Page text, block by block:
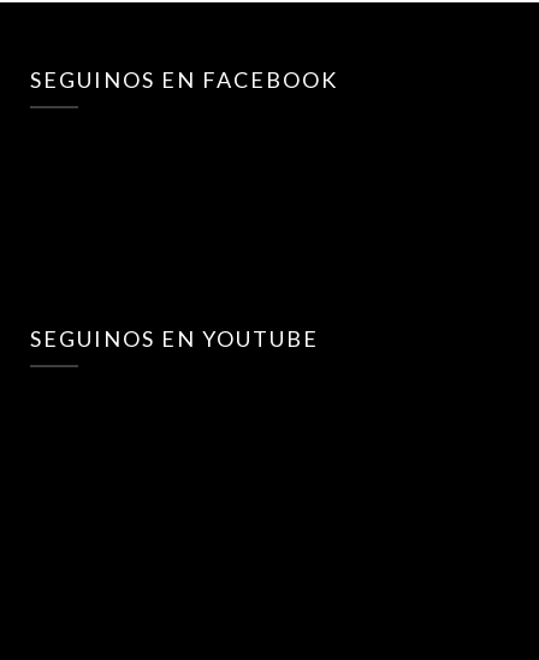
SEGUINOS EN FACEBOOK
SEGUINOS EN YOUTUBE